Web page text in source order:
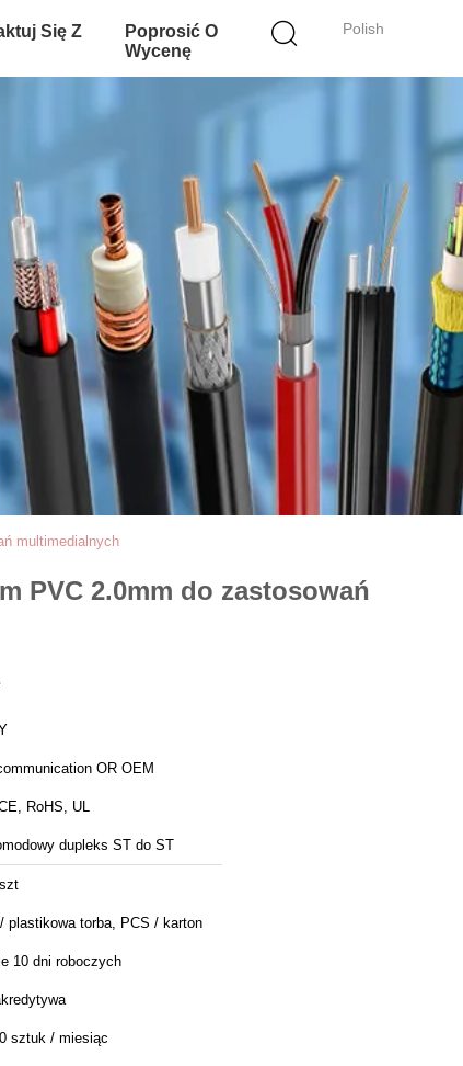
Polish
Się Z
Poprosić O
Wycenę
multimedialnych
PVC 2.0mm do zastosowań
OR OEM
RoHS, UL
dupleks ST do ST
plastikowa torba, PCS / karton
10 dni roboczych
sztuk / miesiąc